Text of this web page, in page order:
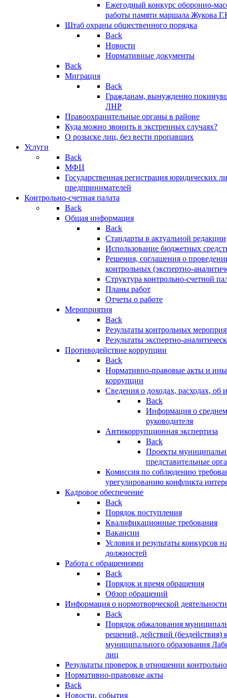
Ежегодный конкурс оборонно-
работы памяти маршала Жукова
Штаб охраны общественного порядка
Back
Новости
Нормативные документы
Back
Миграция
Back
Гражданам, вынужденно
ЛНР
Правоохранительные органы в районе
Куда можно звонить в экстренных случаях?
О розыске лиц, без вести пропавших
Услуги
Back
МФЦ
Государственная регистрация юридических
предпринимателей
Контрольно-счетная палата
Back
Общая информация
Back
Стандарты в актуальной редакции
Использование бюджетных
Решения, соглашения о
контрольных (экспертно-
Структура контрольно-счетной
Планы работ
Отчеты о работе
Мероприятия
Back
Результаты контрольных
Результаты экспертно-
Противодействие коррупции
Back
Нормативно-правовые акты и
коррупции
Сведения о доходах, расходах, об
Back
Информация о
руководителя
Антикоррупционная экспертиза
Back
Проекты
представительные
Комиссия по соблюдению
урегулированию конфликта
Кадровое обеспечение
Back
Порядок поступления
Квалификационные требования
Вакансии
Условия и результаты конкурсов
должностей
Работа с обращениями
Back
Порядок и время обращения
Обзор обращений
Информация о нормотворческой деятельности
Back
Порядок обжалования
решений, действий (бездействия)
муниципального образования
лиц
Результаты проверок в отношении
Нормативно-правовые акты
Back
Новости, события